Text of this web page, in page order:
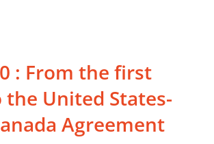
: From the first
the United States-
Agreement